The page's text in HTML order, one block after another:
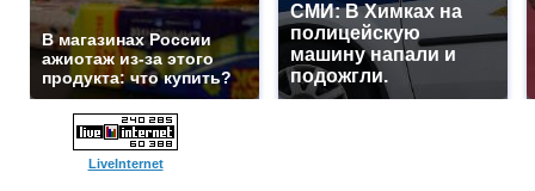
В магазинах России
ажиотаж из-за этого
продукта: что купить?
СМИ: В Химках на
полицейскую
машину напали и
подожгли.
LiveInternet